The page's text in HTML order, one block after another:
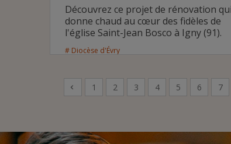
Découvrez ce projet de rénovation qui
donne chaud au cœur des fidèles de
l'église Saint-Jean Bosco à Igny (91).
# Diocèse d'Évry
1 2 3 4 5 6 7